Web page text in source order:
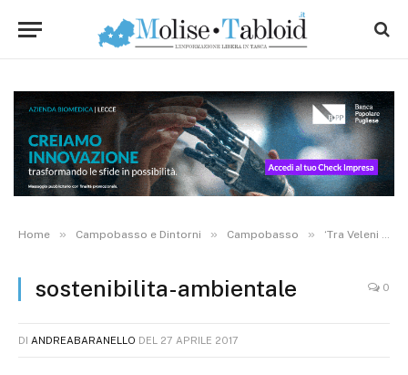
Home » Campobasso e Dintorni » Campobasso » ‘Tra Veleni e Ben Essere’, dibattito su sostenibilità ambientale e umana
sostenibilita-ambientale 0
DI ANDREABARANELLO DEL 27 APRILE 2017